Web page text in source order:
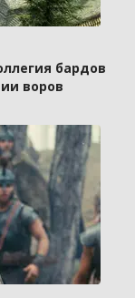
бардов
воров